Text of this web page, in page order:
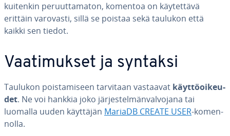
kuitenkin pe­ruut­ta­ma­ton, komentoa on käy­tet­tä­vä
erittäin varovasti, sillä se poistaa sekä taulukon että
kaikki sen tiedot.
Vaa­ti­muk­set ja syntaksi
Taulukon pois­ta­mi­seen tarvitaan vastaavat käyt­tö­oi­keu­
det. Ne voi hankkia joko jär­jes­tel­män­val­vo­ja­na tai
luomalla uuden käyttäjän MariaDB CREATE USER-ko­men­
nol­la.